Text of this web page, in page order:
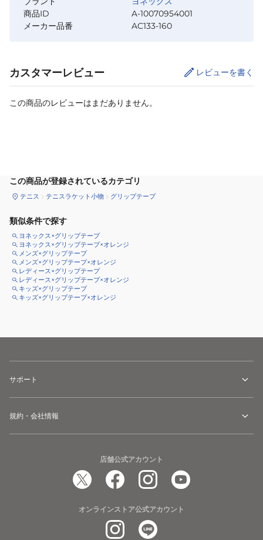
商品ID
A-10070954001
メーカー品番
AC133-160
カスタマーレビュー レビューを書く
この商品のレビューはまだありません。
この商品が登録されているカテゴリ
テニス テニスラケット小物 グリップテープ
類似条件で探す
ヨネックス×グリップテープ
ヨネックス×グリップテープ×オレンジ
メンズ×グリップテープ
メンズ×グリップテープ×オレンジ
レディース×グリップテープ
レディース×グリップテープ×オレンジ
キッズ×グリップテープ
キッズ×グリップテープ×オレンジ
サポート
規約・会社情報
店舗公式アカウント
オンラインストア公式アカウント